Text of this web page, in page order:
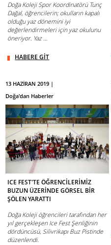
Doğa Koleji Spor Koordinatörü Tunç
Dağal, öğrencilerin; okulların kapalı
olduğu yaz dönemini iyi
değerlendirmeleri için yaz okulunu
öneriyor. Yaz ...
HABERE GİT
13 HAZİRAN 2019 |
Doğa'dan Haberler
ICE FEST'TE ÖĞRENCİLERİMİZ
BUZUN ÜZERİNDE GÖRSEL BİR
ŞÖLEN YARATTI
Doğa Koleji öğrencileri tarafından her
yıl gerçekleşen Ice Fest Şenliğinin
dördüncüsü, Silivrikapı Buz Pistinde
düzenlendi.